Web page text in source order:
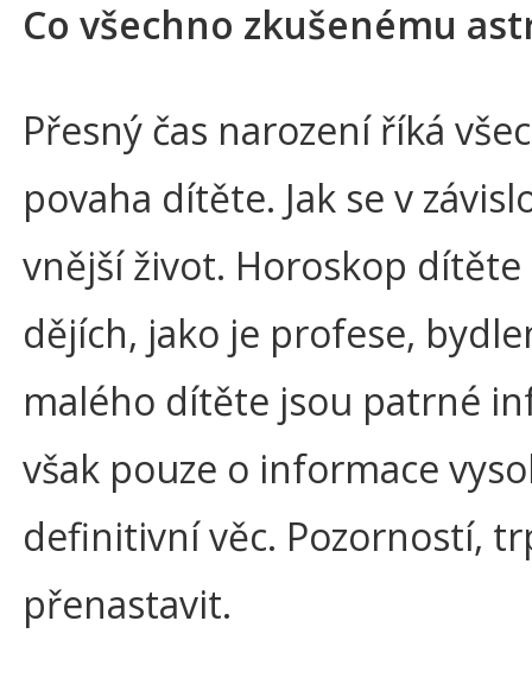
Co všechno zkušenému
Přesný čas narození říká
povaha dítěte. Jak se v
vnější život. Horoskop
dějích, jako je profese,
malého dítěte jsou patrné
však pouze o informace
definitivní věc. Pozorností,
přenastavit.